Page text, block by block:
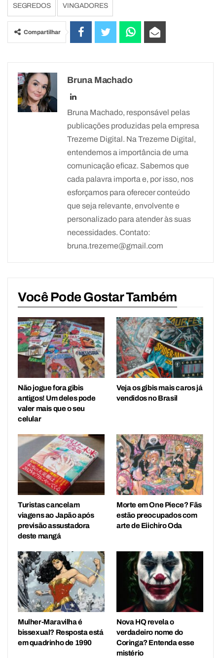
SEGREDOS VINGADORES
Compartilhar
Bruna Machado
Bruna Machado, responsável pelas
publicações produzidas pela empresa
Trezeme Digital. Na Trezeme Digital,
entendemos a importância de uma
comunicação eficaz. Sabemos que
cada palavra importa e, por isso, nos
esforçamos para oferecer conteúdo
que seja relevante, envolvente e
personalizado para atender às suas
necessidades. Contato:
bruna.trezeme@gmail.com
Você Pode Gostar Também
Não jogue fora gibis
antigos! Um deles pode
valer mais que o seu
celular
Veja os gibis mais caros já
vendidos no Brasil
Turistas cancelam
viagens ao Japão após
previsão assustadora
deste mangá
Morte em One Piece? Fãs
estão preocupados com
arte de Eiichiro Oda
Mulher-Maravilha é
bissexual? Resposta está
em quadrinho de 1990
Nova HQ revela o
verdadeiro nome do
Coringa? Entenda esse
mistério